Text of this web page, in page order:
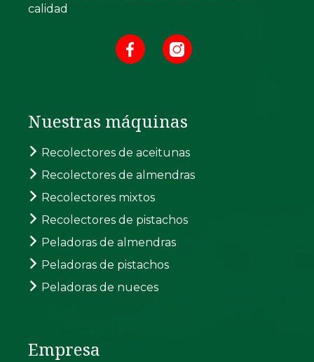
calidad
Nuestras máquinas
Recolectores de aceitunas
Recolectores de almendras
Recolectores mixtos
Recolectores de pistachos
Peladoras de almendras
Peladoras de pistachos
Peladoras de nueces
Empresa